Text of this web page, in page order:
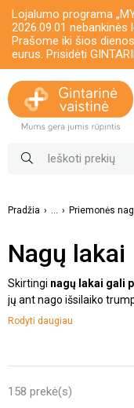
Lojalumo programa
2026.09.01
Prašome iki šios
eurus. Prisidėti
Pradžia ... Priemonės
Nagų lakai
Skirtingi nagų lakai gali
jų ant nago išsilaiko
paprasti lakai geriausiai
pasirinkimo išties
atkreipti dėmesį į
Rodyti daugiau
158 prekė(s)